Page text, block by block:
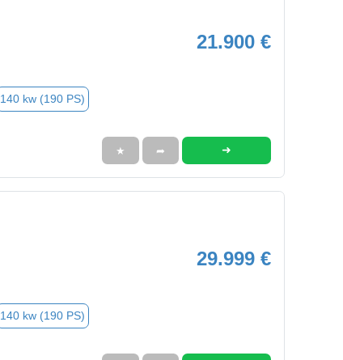
21.900 €
140 kw (190 PS)
★ ➦ ➜
29.999 €
140 kw (190 PS)